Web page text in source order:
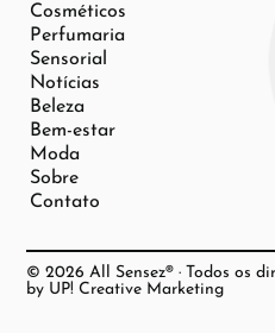
Cosméticos
Perfumaria
Sensorial
Notícias
Beleza
Bem-estar
Moda
Sobre
Contato
© 2026 All Sensez® · Todos os
by UP! Creative Marketing